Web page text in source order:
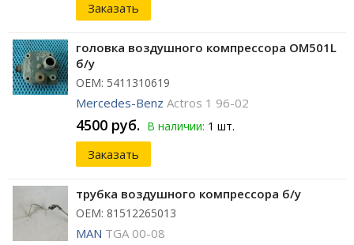
Заказать
головка воздушного компрессора OM501L
б/у
ОЕМ: 5411310619
Mercedes-Benz Actros 1 96-02
4500 руб. В наличии: 1 шт.
Заказать
трубка воздушного компрессора б/у
ОЕМ: 81512265013
MAN TGA 00-08